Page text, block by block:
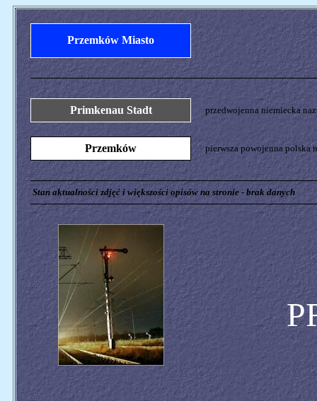
Przemków Miasto
Primkenau Stadt przedwojenna niemiecka
Przemków pierwsza powojenna polska
Stan aktualności zdjęć i większości opisów na stronie - brak danych